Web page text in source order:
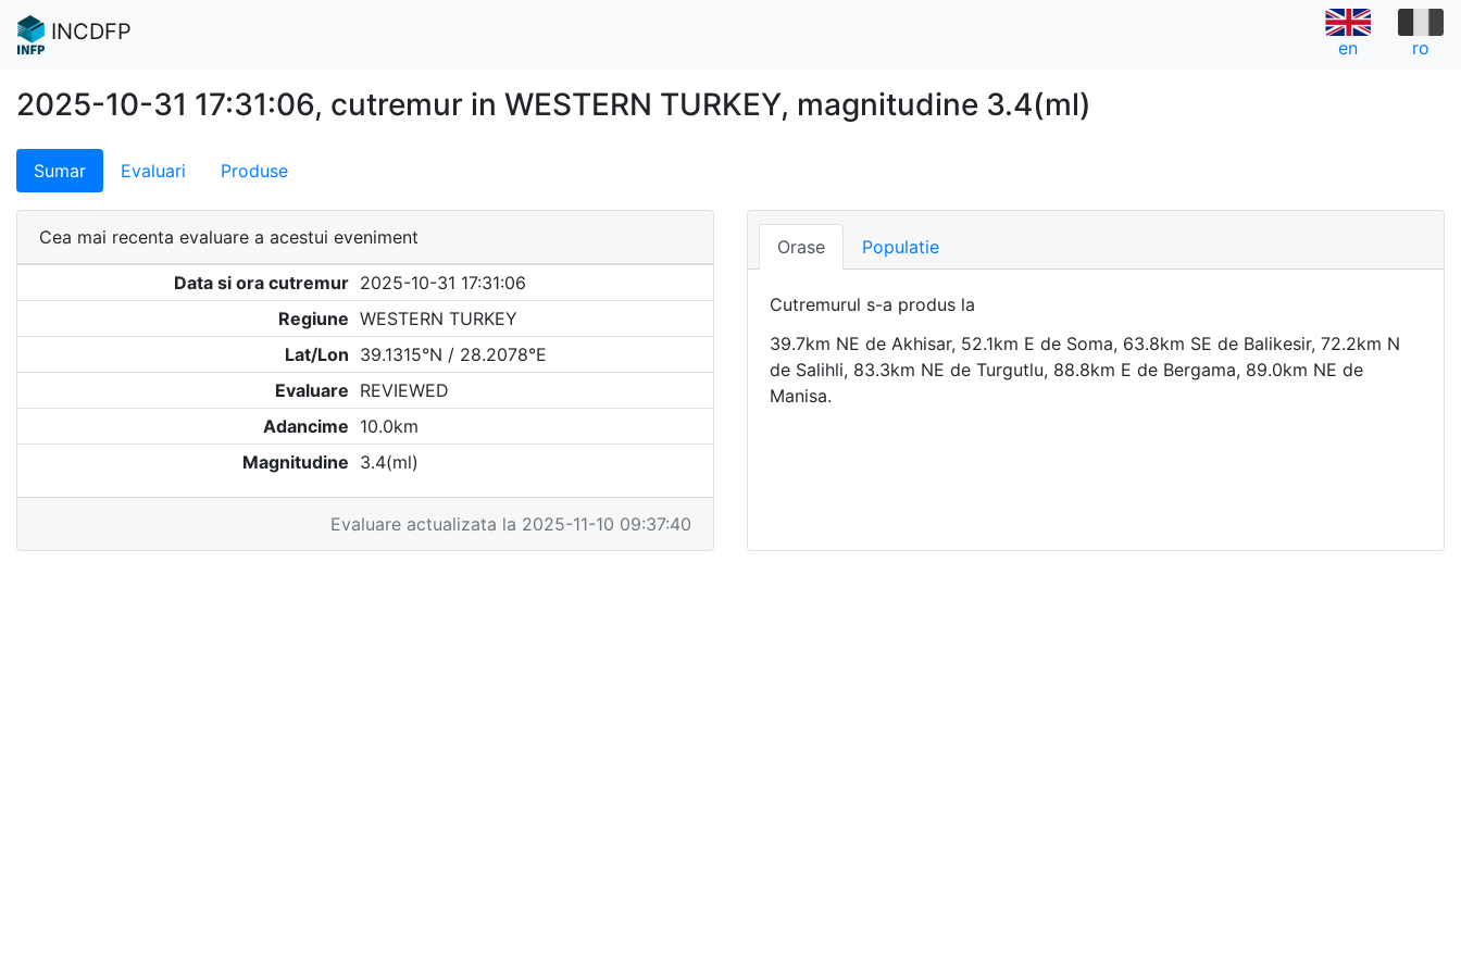
INCDFP
en ro
2025-10-31 17:31:06, cutremur in WESTERN TURKEY, magnitudine 3.4(ml)
Sumar Evaluari Produse
Cea mai recenta evaluare a acestui eveniment
Data si ora cutremur 2025-10-31 17:31:06
Regiune WESTERN TURKEY
Lat/Lon 39.1315°N / 28.2078°E
Evaluare REVIEWED
Adancime 10.0km
Magnitudine 3.4(ml)
Evaluare actualizata la 2025-11-10 09:37:40
Orase Populatie
Cutremurul s-a produs la
39.7km NE de Akhisar, 52.1km E de Soma, 63.8km SE de Balikesir, 72.2km N
de Salihli, 83.3km NE de Turgutlu, 88.8km E de Bergama, 89.0km NE de
Manisa.